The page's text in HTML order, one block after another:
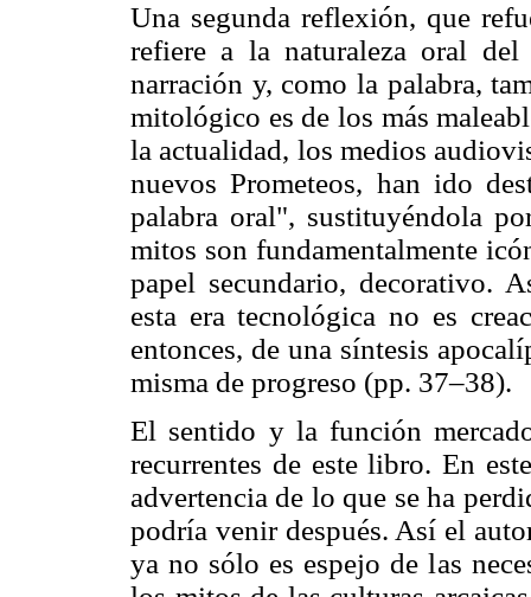
Una segunda reflexión, que
refiere a la naturaleza oral
narración y, como la palabra,
mitológico es de los más
la actualidad, los medios
nuevos Prometeos, han ido
palabra oral", sustituyéndola
mitos son fundamentalmente
papel secundario, decorativo.
esta era tecnológica no es
entonces, de una síntesis
misma de progreso (pp. 37–38).
El sentido y la función
recurrentes de este libro. En
advertencia de lo que se ha
podría venir después. Así el
ya no sólo es espejo de las